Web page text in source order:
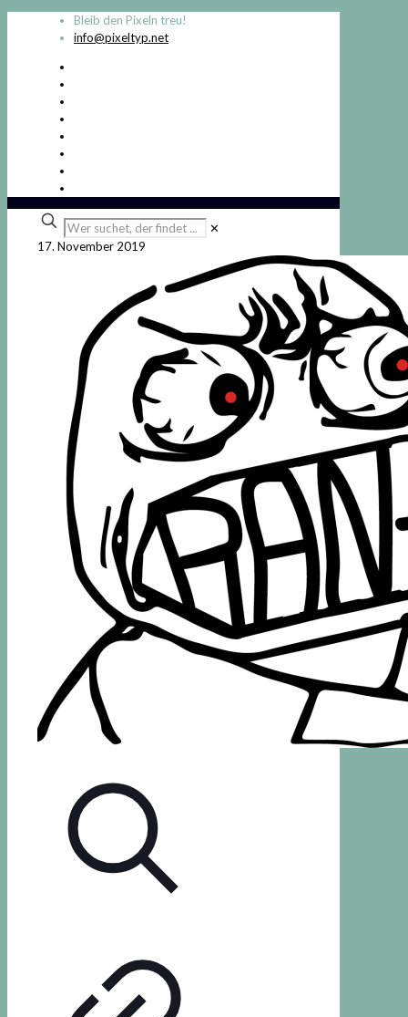
Bleib den Pixeln treu!
info@pixeltyp.net
Wer
suchet,
der
✕
17. November 2019